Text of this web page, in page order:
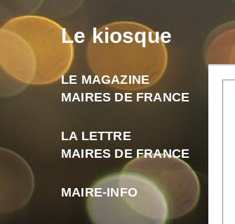
Le kiosque
LE MAGAZINE
MAIRES DE FRANCE
LA LETTRE
MAIRES DE FRANCE
MAIRE-INFO